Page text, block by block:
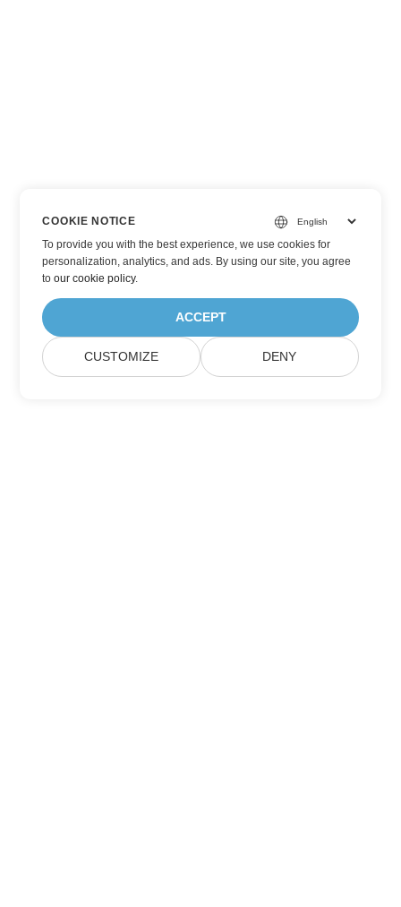
COOKIE NOTICE
To provide you with the best experience, we use cookies for
personalization, analytics, and ads. By using our site, you agree
toour cookie policy.
ACCEPT
CUSTOMIZE DENY